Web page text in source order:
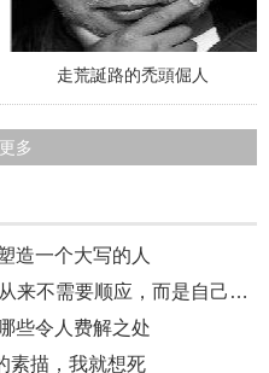
走荒誕路的禿頭倔人
多
造一个大写的人
安德鲁·怀斯：真正的艺术潮流从来不需要顺应，而是自己去开创
些令人费解之处
素描，我就想死